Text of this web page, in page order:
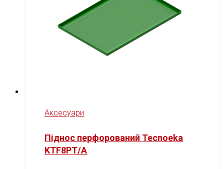
Аксесуари
Піднос перфорований Tecnoeka
KTF8PT/A